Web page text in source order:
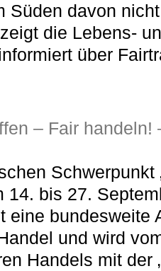
Süden davon
die Lebens-
über
– Fair handeln!
Schwerpunkt
14. bis 27.
eine bundesweite
und wird
Handels mit der